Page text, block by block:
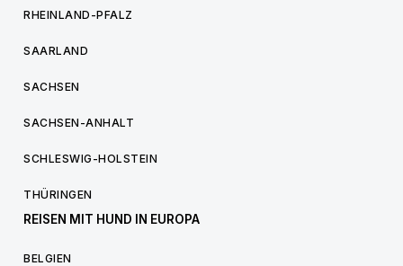
RHEINLAND-PFALZ
SAARLAND
SACHSEN
SACHSEN-ANHALT
SCHLESWIG-HOLSTEIN
THÜRINGEN
REISEN MIT HUND IN EUROPA
BELGIEN